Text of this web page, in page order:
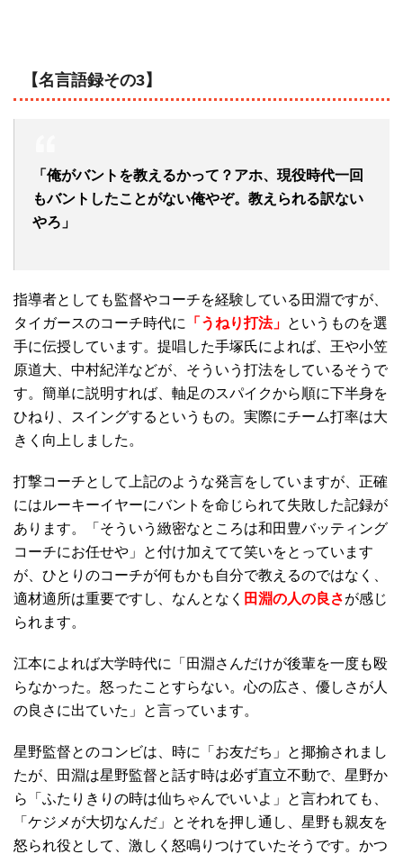
【名言語録その3】
「俺がバントを教えるかって？アホ、現役時代一回
もバントしたことがない俺やぞ。教えられる訳ない
やろ」
指導者としても監督やコーチを経験している田淵ですが、
タイガースのコーチ時代に
「うねり打法」 というものを選
手に伝授しています。提唱した手塚氏によれば、王や小笠
原道大、中村紀洋などが、そういう打法をしているそうで
す。簡単に説明すれば、軸足のスパイクから順に下半身を
ひねり、スイングするというもの。実際にチーム打率は大
きく向上しました。
打撃コーチとして上記のような発言をしていますが、正確
にはルーキーイヤーにバントを命じられて失敗した記録が
あります。「そういう緻密なところは和田豊バッティング
コーチにお任せや」と付け加えてて笑いをとっています
が、ひとりのコーチが何もかも自分で教えるのではなく、
適材適所は重要ですし、なんとなく 田淵の人の良さが感じ
られます。
江本によれば大学時代に「田淵さんだけが後輩を一度も殴
らなかった。怒ったことすらない。心の広さ、優しさが人
の良さに出ていた」と言っています。
星野監督とのコンビは、時に「お友だち」と揶揄されまし
たが、田淵は星野監督と話す時は必ず直立不動で、星野か
ら「ふたりきりの時は仙ちゃんでいいよ」と言われても、
「ケジメが大切なんだ」とそれを押し通し、星野も親友を
怒られ役として、激しく怒鳴りつけていたそうです。かつ